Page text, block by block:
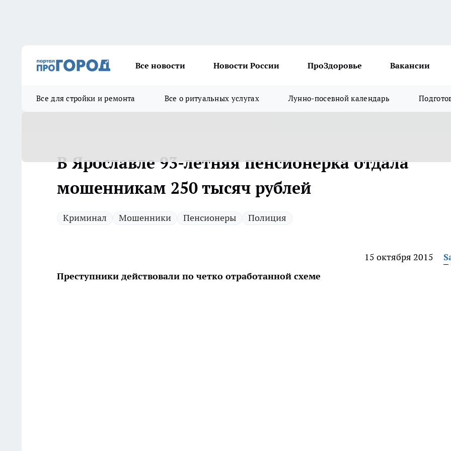
Все новости Новости России ПроЗдоровье Вакансии
Все для стройки и ремонта Все о ритуальных услугах Лунно-посевной календарь
В Ярославле 93-летняя пенсионерка отдала
мошенникам 250 тысяч рублей
Криминал Мошенники Пенсионеры Полиция
15 октября 2015
Преступники действовали по четко отработанной схеме